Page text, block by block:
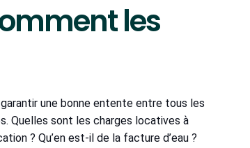
les
une bonne entente entre tous les
Quelles sont les charges locatives à
? Qu’en est-il de la facture d’eau ?